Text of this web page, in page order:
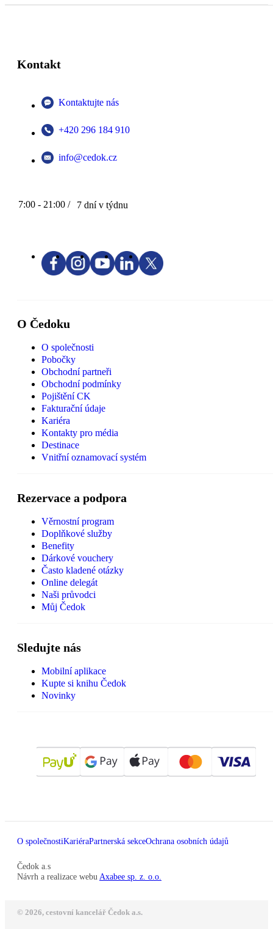
Kontakt
Kontaktujte nás
+420 296 184 910
info@cedok.cz
7:00 - 21:00 / 7 dní v týdnu
O Čedoku
O společnosti
Pobočky
Obchodní partneři
Obchodní podmínky
Pojištění CK
Fakturační údaje
Kariéra
Kontakty pro média
Destinace
Vnitřní oznamovací systém
Rezervace a podpora
Věrnostní program
Doplňkové služby
Benefity
Dárkové vouchery
Často kladené otázky
Online delegát
Naši průvodci
Můj Čedok
Sledujte nás
Mobilní aplikace
Kupte si knihu Čedok
Novinky
O společnostiKariéraPartnerská sekceOchrana osobních údajů
Čedok a.s
Návrh a realizace webu Axabee sp. z. o.o.
© 2026, cestovní kancelář Čedok a.s.